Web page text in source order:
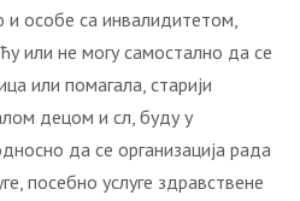
и особе са инвалидитетом,
или не могу самостално да се
или помагала, старији
децом и сл, буду у
да се организација рада
посебно услуге здравствене